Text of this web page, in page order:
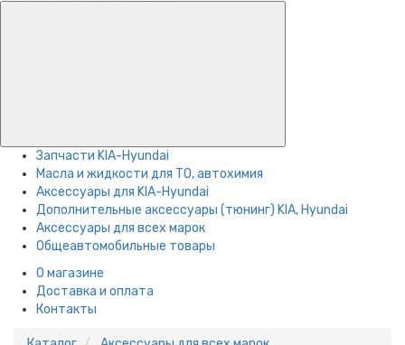
Запчасти KIA-Hyundai
Масла и жидкости для ТО, автохимия
Аксессуары для KIA-Hyundai
Дополнительные аксессуары (тюнинг) KIA, Hyundai
Аксессуары для всех марок
Общеавтомобильные товары
О магазине
Доставка и оплата
Контакты